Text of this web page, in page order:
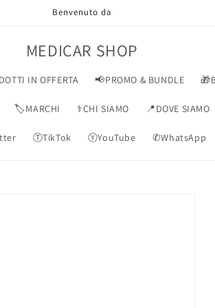
Benvenuto da
MEDICAR SHOP
IN OFFERTA 📢PROMO & BUNDLE
🏷️MARCHI ⚕️CHI SIAMO 📍DOVE SIAMO
ⓉTikTok ⓎYouTube ✆WhatsApp